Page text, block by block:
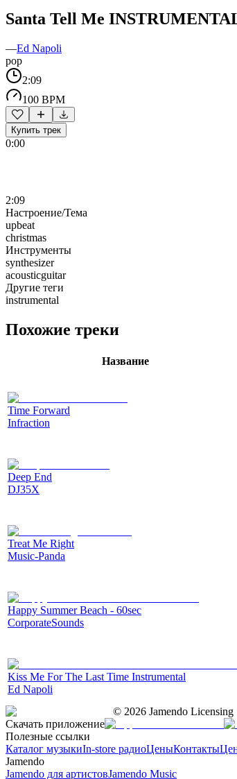
Santa Tell Me
—Ed Napoli
pop
2:09
100 BPM
Купить трек
0:00
2:09
Настроение/Тема
upbeat
christmas
Инструменты
synthesizer
acousticguitar
Другие теги
instrumental
Похожие треки
Название
Time Forward
Infraction
Deep End
DJ35X
Treat Me Right
Music-Panda
Happy Summer Beach - 60sec
CorporateSounds
Kiss Me For The Last Time Instrumental
Ed Napoli
© 2026 Jamendo Licensing
Скачать приложение
Полезные ссылки
Каталог музыкиIn-store радиоЦеныКонтакты
Jamendo
Jamendo для артистовJamendo Music